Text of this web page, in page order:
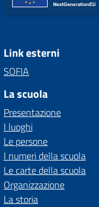
Link esterni
SOFIA
La scuola
Presentazione
I luoghi
Le persone
I numeri della scuola
Le carte della scuola
Organizzazione
La storia